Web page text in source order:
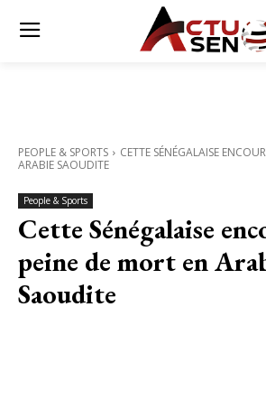
PEOPLE & SPORTS
CETTE SÉNÉGALAISE
ARABIE SAOUDITE
People & Sports
Cette Sénégalaise
peine de mort en
Saoudite